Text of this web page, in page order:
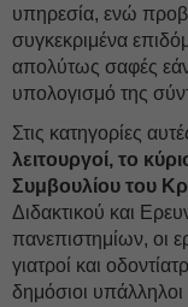
υπηρεσία, ενώ
συγκεκριμένα
απολύτως σαφές
υπολογισμό της
Στις κατηγορίες
λειτουργοί, το
Συμβουλίου του
Διδακτικού και
πανεπιστημίων, οι
γιατροί και
δημόσιοι